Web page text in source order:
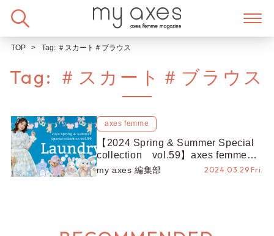
TOP Tag: ＃スカート＃ブラウス
Tag: ＃スカート＃ブラウス
axes femme
【2024 Spring & Summer Special
collection vol.59】axes femme
kawaiiから、ランドリーシリーズが
my axes 編集部 2024.03.29 Fri.